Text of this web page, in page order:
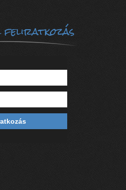
feliratkozás